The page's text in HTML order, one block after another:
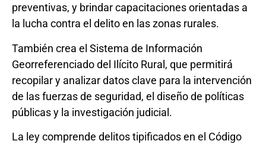
preventivas, y brindar capacitaciones orientadas a
la lucha contra el delito en las zonas rurales.
También crea el Sistema de Información
Georreferenciado del Ilícito Rural, que permitirá
recopilar y analizar datos clave para la intervención
de las fuerzas de seguridad, el diseño de políticas
públicas y la investigación judicial.
La ley comprende delitos tipificados en el Código